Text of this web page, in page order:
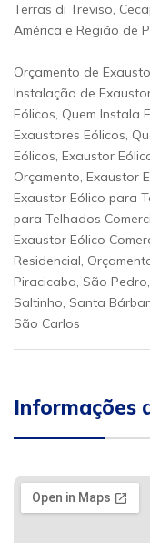
Terras di Treviso,
América e Região de
Orçamento de
Instalação de
Eólicos, Quem Instala
Exaustores Eólicos,
Eólicos, Exaustor
Orçamento, Exaustor
Exaustor Eólico para
para Telhados
Exaustor Eólico
Residencial,
Piracicaba, São
Saltinho, Santa
São Carlos
Informações